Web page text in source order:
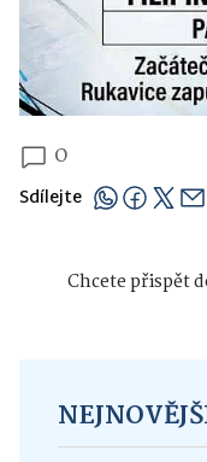
0
Sdílejte
Chcete přispět